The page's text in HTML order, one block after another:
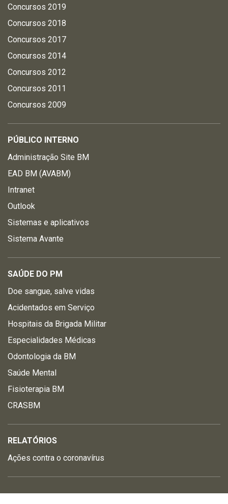
Concursos 2019
Concursos 2018
Concursos 2017
Concursos 2014
Concursos 2012
Concursos 2011
Concursos 2009
PÚBLICO INTERNO
Administração Site BM
EAD BM (AVABM)
Intranet
Outlook
Sistemas e aplicativos
Sistema Avante
SAÚDE DO PM
Doe sangue, salve vidas
Acidentados em Serviço
Hospitais da Brigada Militar
Especialidades Médicas
Odontologia da BM
Saúde Mental
Fisioterapia BM
CRASBM
RELATÓRIOS
Ações contra o coronavírus